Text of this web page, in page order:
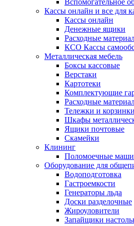
Вспомогательное
Кассы онлайн и все для
Кассы онлайн
Денежные ящики
Расходные
КСО Кассы
Металлическая мебель
Боксы кассовые
Верстаки
Картотеки
Комплектующие
Расходные
Тележки и
Шкафы
Ящики почтовые
Скамейки
Клининг
Поломоечные
Оборудование для
Водоподготовка
Гастроемкости
Генераторы льда
Доски разделочные
Жироуловители
Запайщики